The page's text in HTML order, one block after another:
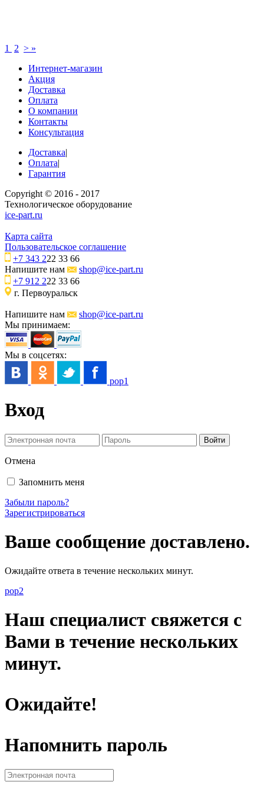
1 2 > »
Интернет-магазин
Акция
Доставка
Оплата
О компании
Контакты
Консультация
Доставка|
Оплата|
Гарантия
Copyright © 2016 - 2017
Технологическое оборудование
ice-part.ru
Карта сайта
Пользовательское соглашение
+7 343 222 33 66
Напишите нам
shop@ice-part.ru
+7 912 222 33 66
г. Первоуральск
Напишите нам
shop@ice-part.ru
Мы принимаем:
Мы в соцсетях:
pop1
Вход
Отмена
Запомнить меня
Забыли пароль?
Зарегистрироваться
Ваше сообщение доставлено.
Ожидайте ответа в течение нескольких минут.
pop2
Наш специалист свяжется с
Вами в течение нескольких
минут.
Ожидайте!
Напомнить пароль